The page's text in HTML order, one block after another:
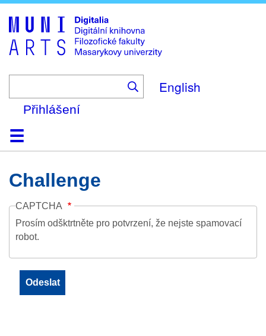
to
main
content
English
Přihlášení
DomůKolekce
Prohlížení
Vyhledávání
O platformě
Nápověda
KontaktDigitalia
Challenge
CAPTCHA
Prosím odšktrtněte pro potvrzení, že nejste spamovací
robot.